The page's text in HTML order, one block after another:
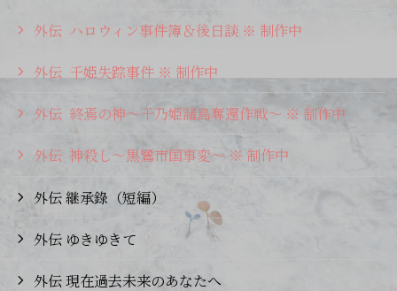
外伝 ハロウィン事件簿＆後日談 ※ 制作中
外伝 千姫失踪事件 ※ 制作中
外伝 終焉の神～千乃姫諸島奪還作戦～ ※ 制作中
外伝 神殺し～黒鷺市国事変～ ※ 制作中
外伝 継承錄（短編）
外伝 ゆきゆきて
外伝 現在過去未来のあなたへ